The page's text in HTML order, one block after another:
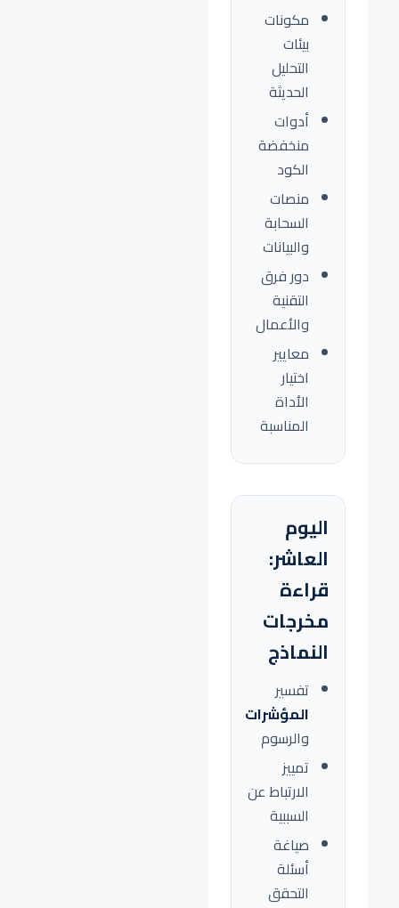
مكونات
بيئات
التحليل
الحديثة
أدوات
منخفضة
الكود
منصات
السحابة
والبيانات
دور فرق
التقنية
والأعمال
معايير
اختيار
الأداة
المناسبة
اليوم
العاشر:
قراءة
مخرجات
النماذج
تفسير
المؤشرات
والرسوم
تمييز
الارتباط عن
السببية
صياغة
أسئلة
التحقق